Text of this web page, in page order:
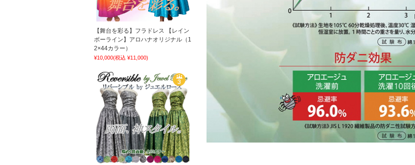
【舞台を彩る】フラドレス 【レイン
ボーライン】アロハナオリジナル（1
2×44カラー）
¥10,000(税込 ¥11,000)